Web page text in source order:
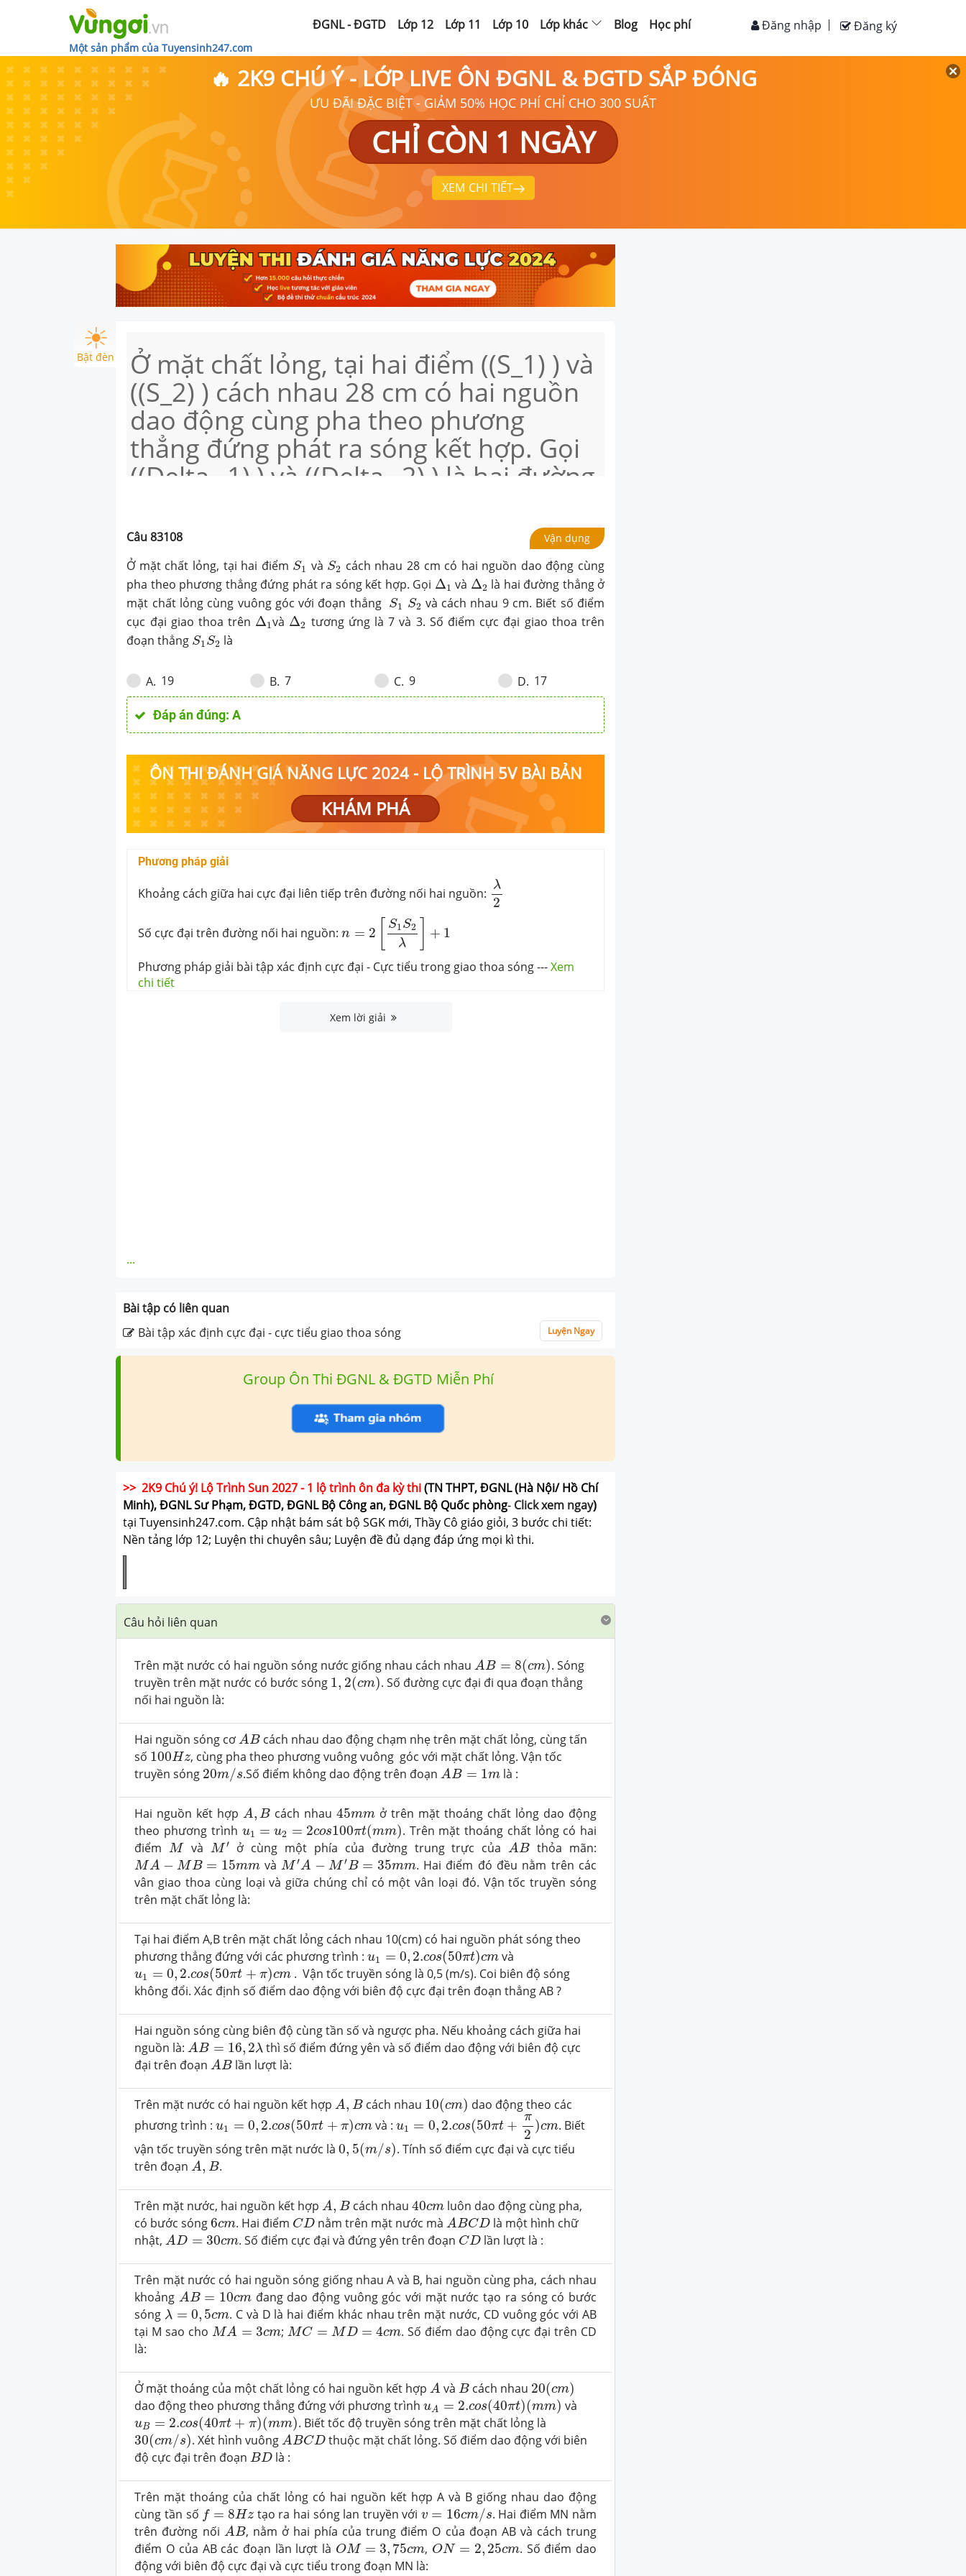
Một sản phẩm của Tuyensinh247.com
ĐGNL - ĐGTD Lớp 12 Lớp 11 Lớp 10 Lớp khác Blog Học phí Đăng ký
Đăng nhập
🔥 2K9 CHÚ Ý - LỚP LIVE ÔN ĐGNL & ĐGTD SẮP ĐÓNG
ƯU ĐÃI ĐẶC BIỆT - GIẢM 50% HỌC PHÍ CHỈ CHO 300 SUẤT
CHỈ CÒN 1 NGÀY
XEM CHI TIẾT
Bật đèn Ở mặt chất lỏng, tại hai điểm ((S_1) ) và
((S_2) ) cách nhau 28 cm có hai nguồn
dao động cùng pha theo phương
thẳng đứng phát ra sóng kết hợp. Gọi
((Delta _1) ) và ((Delta _2) ) là hai đường
với đoạn thẳng ((S_1) ) ((S_2) ) và cách
nhau 9 cm. Biết số điểm cục đại giao
thoa trên ((Delta _1) )và ((Delta _2) )
tương ứng là 7 và 3. Số điểm cực đại
giao thoa trên đoạn thẳng ((S_1)(S_2) )
là
Câu83108 Vận dụng
Ở mặt chất lỏng, tại hai điểm S1
S1 và S2
S2
cách nhau 28 cm có hai nguồn dao động cùng
pha theo phương thẳng đứng phát ra sóng kết hợp. Gọi Δ1
Δ1 và Δ2
Δ2
là hai đường thẳng ở
mặt chất lỏng cùng vuông góc với đoạn thẳng
S1
S1 S2
S2 và cách nhau 9 cm. Biết số điểm
cục đại giao thoa trên Δ1
Δ1và Δ2
Δ2
tương ứng là 7 và 3. Số điểm cực đại giao thoa trên
đoạn thẳng S1S2
S1 S2 là
A. 19 B. 7 C. 9 D. 17
Đáp án đúng:A
ÔN THI ĐÁNH GIÁ NĂNG LỰC 2024 - LỘ TRÌNH 5V BÀI BẢN
KHÁM PHÁ
Phương pháp giải
Khoảng cách giữa hai cực đại liên tiếp trên đường nối hai nguồn:
λ
2
λ2
Số cực đại trên đường nối hai nguồn:n = 2
S1S2
λ
+ 1
1 S2 λ] +1
Phương pháp giải bài tập xác định cực đại - Cực tiểu trong giao thoa sóng---Xem
chi tiết
Xem lời giải
...
Bài tập có liên quan
Bài tập xác định cực đại - cực tiểu giao thoa sóng
Luyện Ngay
Group Ôn Thi ĐGNL & ĐGTD Miễn Phí
>> 2K9 Chú ý! Lộ Trình Sun 2027 - 1 lộ trình ôn đa kỳ thi(TN THPT, ĐGNL (Hà Nội/ Hồ Chí
Minh), ĐGNL Sư Phạm, ĐGTD, ĐGNL Bộ Công an, ĐGNL Bộ Quốc phòng- Click xem ngay)
tại Tuyensinh247.com. Cập nhật bám sát bộ SGK mới, Thầy Cô giáo giỏi, 3 bước chi tiết:
Nền tảng lớp 12; Luyện thi chuyên sâu; Luyện đề đủ dạng đáp ứng mọi kì thi.
Câu hỏi liên quan
Trên mặt nước có hai nguồn sóng nước giống nhau cách nhauAB = 8(cm)
A B= cm)
. Sóng
truyền trên mặt nước có bước sóng 1, 2(cm)
1,2(cm) . Số đường cực đại đi qua đoạn thẳng
nối hai nguồn là:
Hai nguồn sóng cơAB
A B cách nhau dao động chạm nhẹ trên mặt chất lỏng, cùng tấn
số 100Hz
100Hz, cùng pha theo phương vuông vuông góc với mặt chất lỏng. Vận tốc
truyền sóng 20m/s
20m/s.Số điểm không dao động trên đoạnAB = 1m
AB=1m là :
Hai nguồn kết hợpA, B
A B cách nhau45mm
45mm ở trên mặt thoáng chất lỏng dao động
theo phương trình u1 = u2 = 2cos100πt(mm)
u1=u2=2cos100πt(mm)
. Trên mặt thoáng chất lỏng có hai
điểmM
Mvà M ′
M′ ở cùng một phía của đường trung trực củaAB
AB thỏa mãn:
MA − MB = 15mm
MA− MB=15 mm vàM ′A − M ′B = 35mm
M′A− M′B=35mm
. Hai điểm đó đều nằm trên các
vân giao thoa cùng loại và giữa chúng chỉ có một vân loại đó. Vận tốc truyền sóng
trên mặt chất lỏng là:
Tại hai điểm A,B trên mặt chất lỏng cách nhau 10(cm) có hai nguồn phát sóng theo
phương thẳng đứng với các phương trình :u1 = 0, 2.cos(50πt)cm
u1 =0,2.c os(50πt)cm và
u1 = 0, 2.cos(50πt + π)cm
u1=0,2.cos(50πt+ π)cm
. Vận tốc truyền sóng là 0,5 (m/s). Coi biên độ sóng
không đổi. Xác định số điểm dao động với biên độ cực đại trên đoạn thẳng AB ?
Hai nguồn sóng cùng biên độ cùng tần số và ngược pha. Nếu khoảng cách giữa hai
nguồn là:AB = 16, 2λ
AB=16,2λ
thì số điểm đứng yên và số điểm dao động với biên độ cực
đại trên đoạnAB
A B lần lượt là:
Trên mặt nước có hai nguồn kết hợpA, B
A B cách nhau 10(cm)
10(cm) dao động theo các
phương trình :u1 = 0, 2.cos(50πt + π)cm
u 0,2.c os(50πt+ π cm và : u1 = 0, 2.cos(50πt +
π
2
)cm
u1=0,2.cos( 50π t+π2)cm
. Biết
vận tốc truyền sóng trên mặt nước là0, 5(m/s)
0 5(m/ s) . Tính số điểm cực đại và cực tiểu
trên đoạnA, B
A,B .
Trên mặt nước, hai nguồn kết hợpA, B
A B cách nhau 40cm
40cmluôn dao động cùng pha,
có bước sóng6cm
6cm. Hai điểm CD
CD nằm trên mặt nước màABCD
ABCD
là một hình chữ
nhật,AD = 30cm
AD=30cm . Số điểm cực đại và đứng yên trên đoạn CD
CD lần lượt là :
Trên mặt nước có hai nguồn sóng giống nhau A và B, hai nguồn cùng pha, cách nhau
khoảngAB = 10cm
AB=10cm
đang dao động vuông góc với mặt nước tạo ra sóng có bước
sóng λ = 0, 5cm
λ=0,5 cm
. C và D là hai điểm khác nhau trên mặt nước, CD vuông góc với AB
tại M sao cho MA = 3cm
MA=3cm ; MC = MD = 4cm
MC=MD=4cm
. Số điểm dao động cực đại trên CD
là:
Ở mặt thoáng của một chất lỏng có hai nguồn kết hợpA
A vàB
B cách nhau 20(cm)
20(cm)
dao động theo phương thẳng đứng với phương trìnhuA = 2.cos(40πt)(mm)
uA =2.cos(40πt)(mm) và
uB = 2.cos(40πt + π)(mm)
uB=2.cos(40πt+π)(mm)
. Biết tốc độ truyền sóng trên mặt chất lỏng là
30(cm/s)
30(cm/s). Xét hình vuôngABCD
ABCD
thuộc mặt chất lỏng. Số điểm dao động với biên
độ cực đại trên đoạnBD
BD là :
Trên mặt thoáng của chất lỏng có hai nguồn kết hợp A và B giống nhau dao động
cùng tần số f = 8Hz
f= 8Hz tạo ra hai sóng lan truyền với v = 16cm/s
v= 16cm/s
. Hai điểm MN nằm
trên đường nối AB
AB , nằm ở hai phía của trung điểm O của đoạn AB và cách trung
điểm O của AB các đoạn lần lượt là OM = 3, 75cm
OM= 75cm , ON = 2, 25cm
ON= 25cm
. Số điểm dao
động với biên độ cực đại và cực tiểu trong đoạn MN là: